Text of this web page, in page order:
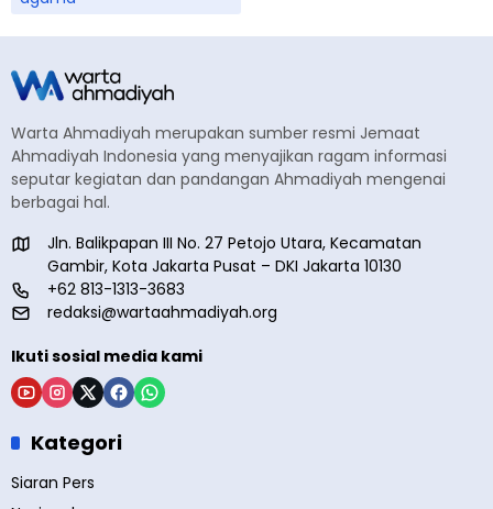
Warta Ahmadiyah merupakan sumber resmi Jemaat
Ahmadiyah Indonesia yang menyajikan ragam informasi
seputar kegiatan dan pandangan Ahmadiyah mengenai
berbagai hal.
Jln. Balikpapan III No. 27 Petojo Utara, Kecamatan
Gambir, Kota Jakarta Pusat – DKI Jakarta 10130
+62 813-1313-3683
redaksi@wartaahmadiyah.org
Ikuti sosial media kami
Kategori
Siaran Pers